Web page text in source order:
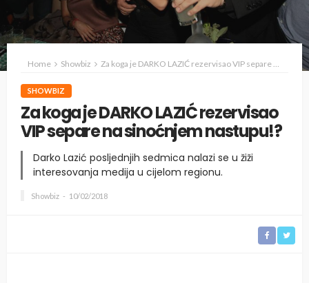
Home Showbiz Za koga je DARKO LAZIĆ rezervisao VIP separe na sinoćnjem nastupu!?
SHOWBIZ
Za koga je DARKO LAZIĆ rezervisao
VIP separe na sinoćnjem nastupu!?
Darko Lazić posljednjih sedmica nalazi se u žiži
interesovanja medija u cijelom regionu.
Showbiz 10/02/2018